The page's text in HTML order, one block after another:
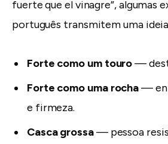
fuerte que el vinagre”, algumas
português transmitem uma
Forte como um touro—
Forte como uma rocha—
e firmeza.
Casca grossa— pessoa